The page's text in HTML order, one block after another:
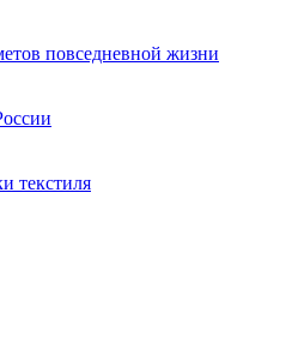
повседневной жизни
текстиля